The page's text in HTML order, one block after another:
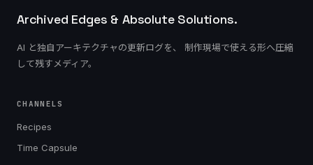
Archived Edges & Absolute Solutions.
AI と独自アーキテクチャの更新ログを、 制作現場で使える形へ圧縮
して残すメディア。
CHANNELS
Recipes
Time Capsule